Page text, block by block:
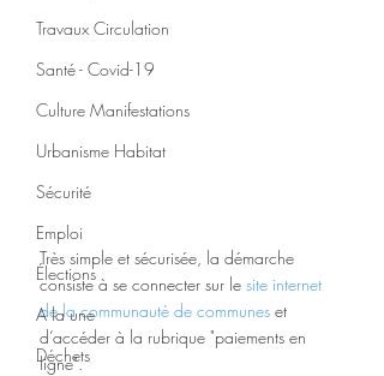
Travaux Circulation
Santé - Covid-19
Culture Manifestations
Urbanisme Habitat
Sécurité
Emploi
Élections
A la une
Déchets
Très simple et sécurisée, la démarche
consiste à se connecter sur le site internet
de la communauté de communes et
d’accéder à la rubrique "paiements en
ligne".